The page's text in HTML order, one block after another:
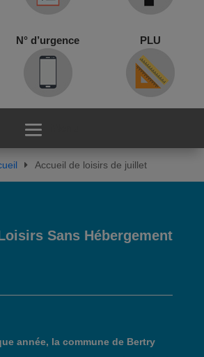
N° d’urgence PLU
Accueil de loisirs de juillet
Sans Hébergement
année, la commune de Bertry